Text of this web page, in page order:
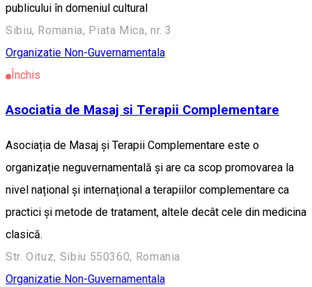
publicului în domeniul cultural
Sibiu, Romania, Piata Mica, nr. 3
Organizatie Non-Guvernamentala
Închis
Asociatia de Masaj si Terapii Complementare
Asociația de Masaj și Terapii Complementare este o
organizație neguvernamentală și are ca scop promovarea la
nivel național și internațional a terapiilor complementare ca
practici și metode de tratament, altele decât cele din medicina
clasică.
Str. Oituz, Sibiu 550360, Romania
Organizatie Non-Guvernamentala